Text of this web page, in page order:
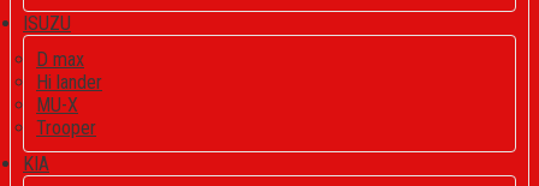
ISUZU
D max
Hi lander
MU-X
Trooper
KIA